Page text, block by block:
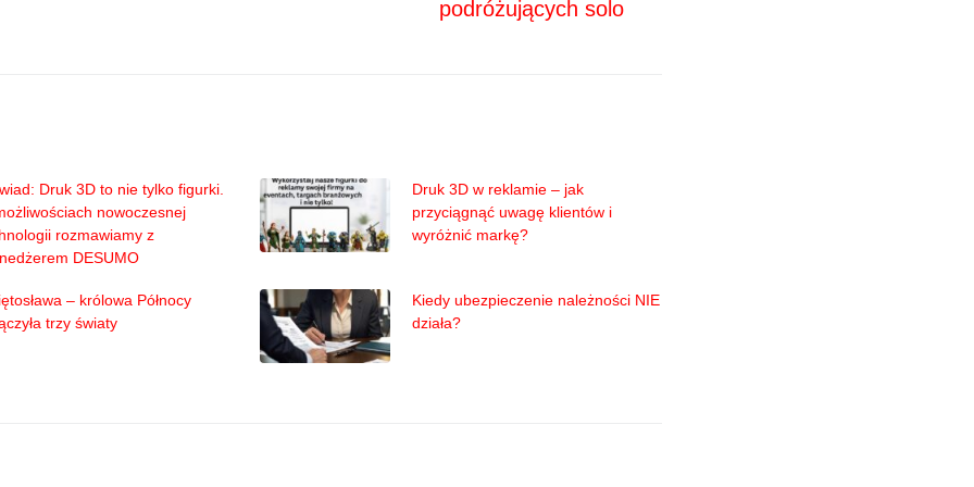
podróżujących solo
Druk 3D to nie tylko figurki.
nowoczesnej
rozmawiamy z
DESUMO
Druk 3D w reklamie – jak
przyciągnąć uwagę klientów i
wyróżnić markę?
– królowa Północy
trzy światy
Kiedy ubezpieczenie należności NIE
działa?